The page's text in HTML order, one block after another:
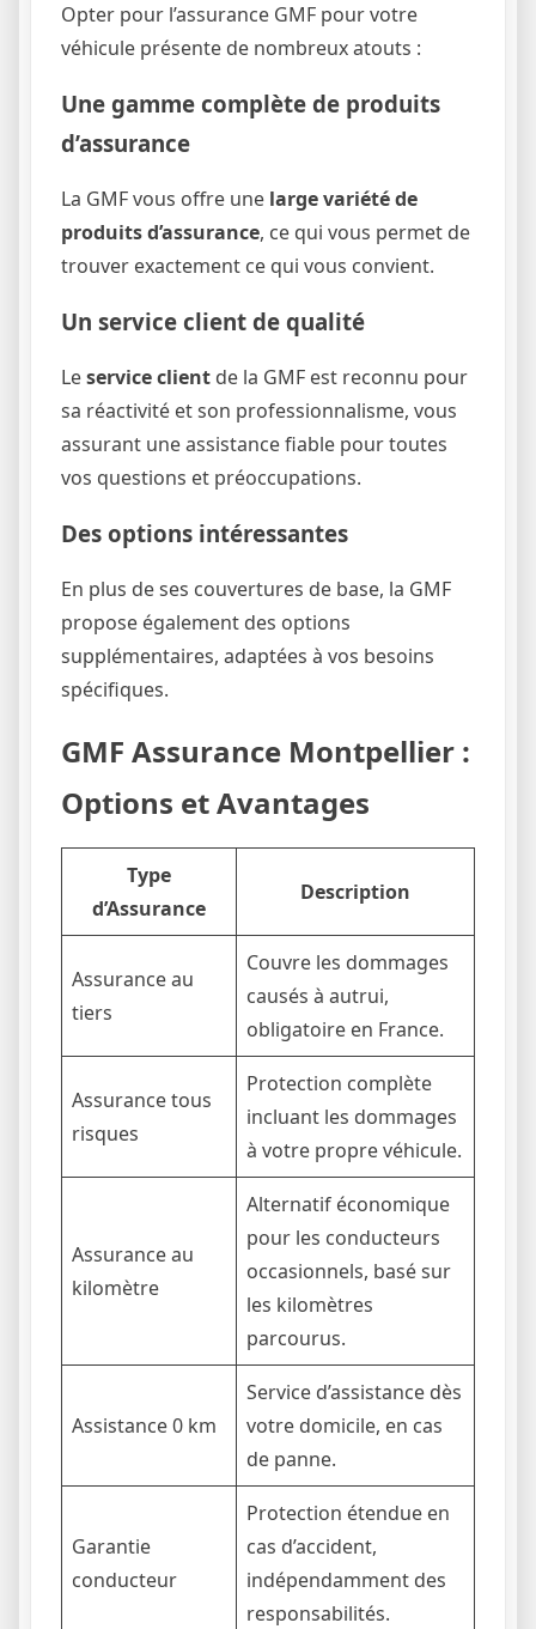
Opter pour l’assurance GMF pour votre
véhicule présente de nombreux atouts :
Une gamme complète de produits
d’assurance
La GMF vous offre une large variété de
produits d’assurance, ce qui vous permet de
trouver exactement ce qui vous convient.
Un service client de qualité
Leservice client de la GMF est reconnu pour
sa réactivité et son professionnalisme, vous
assurant une assistance fiable pour toutes
vos questions et préoccupations.
Des options intéressantes
En plus de ses couvertures de base, la GMF
propose également des options
supplémentaires, adaptées à vos besoins
spécifiques.
GMF Assurance Montpellier :
Options et Avantages
Type
d’Assurance
Description
Assurance au
tiers
Couvre les dommages
causés à autrui,
obligatoire en France.
Assurance tous
risques
Protection complète
incluant les dommages
à votre propre véhicule.
Assurance au
kilomètre
Alternatif économique
pour les conducteurs
occasionnels, basé sur
les kilomètres
parcourus.
Assistance 0 km
Service d’assistance dès
votre domicile, en cas
de panne.
Garantie
conducteur
Protection étendue en
cas d’accident,
indépendamment des
responsabilités.